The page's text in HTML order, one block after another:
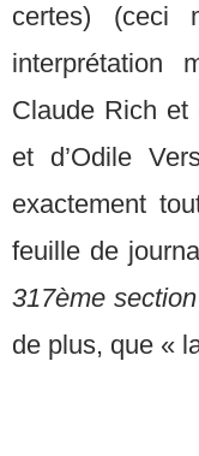
certes) (ceci
interprétation
Claude Rich et
et d’Odile
exactement
feuille de
317ème section
de plus, que «